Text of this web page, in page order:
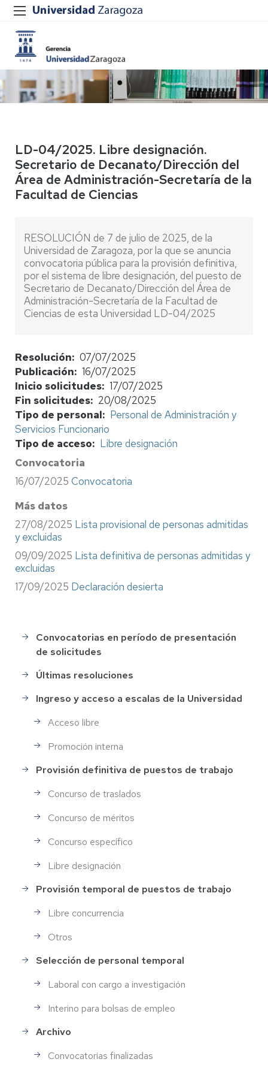
LD-04/2025. Libre designación.
Secretario de Decanato/Dirección del
Área de Administración-Secretaría de la
Facultad de Ciencias
RESOLUCIÓN de 7 de julio de 2025, de la
Universidad de Zaragoza, por la que se anuncia
convocatoria pública para la provisión definitiva,
por el sistema de libre designación, del puesto de
Secretario de Decanato/Dirección del Área de
Administración-Secretaría de la Facultad de
Ciencias de esta Universidad LD-04/2025
Resolución
07/07/2025
Publicación
16/07/2025
Inicio solicitudes 17/07/2025
Fin solicitudes
20/08/2025
Tipo de personal
Personal de Administración y
Servicios Funcionario
Tipo de acceso
Libre designación
Convocatoria
16/07/2025 Convocatoria
Más datos
27/08/2025 Lista provisional de personas admitidas
y excluidas
09/09/2025 Lista definitiva de personas admitidas y
excluidas
17/09/2025 Declaración desierta
Selección
de
Personal
Convocatorias en período de presentación
de solicitudes
Últimas resoluciones
Ingreso y acceso a escalas de la Universidad
Acceso libre
Promoción interna
Provisión definitiva de puestos de trabajo
Concurso de traslados
Concurso de méritos
Concurso específico
Libre designación
Provisión temporal de puestos de trabajo
Libre concurrencia
Otros
Selección de personal temporal
Laboral con cargo a investigación
Interino para bolsas de empleo
Archivo
Convocatorias finalizadas